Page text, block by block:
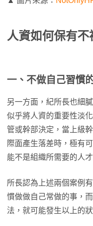
人資如何保有不
一、不做自己習慣
另一方面，紀所長也細
似乎將人資的重要性淡
管或幹部決定，當上級
際面產生落差時，極有
能不是組織所需要的人才
所長認為上述兩個案例
慣做做自己常做的事，
法，就可能發生以上的狀